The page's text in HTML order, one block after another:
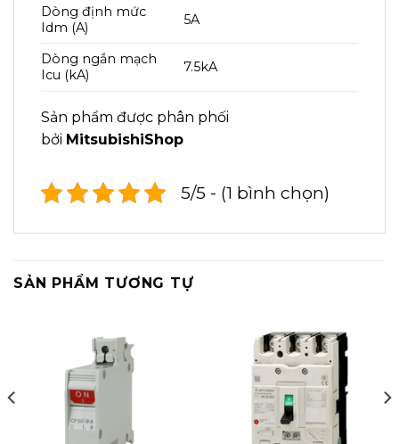
Dòng định mức
Idm (A)
5A
Dòng ngắn mạch
Icu (kA)
7.5kA
Sản phẩm được phân phối
bởi MitsubishiShop
5/5 - (1 bình chọn)
SẢN PHẨM TƯƠNG TỰ